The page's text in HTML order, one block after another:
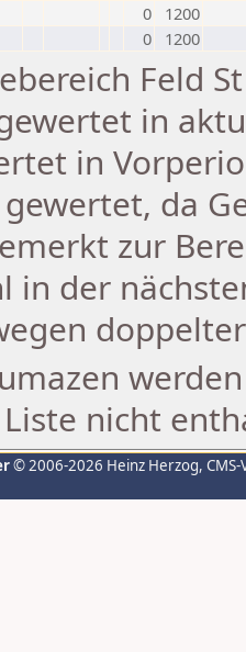
0
1200
0 1200
Feld
in
in
da
zur
in der
nicht
© 2006-2026 Heinz Herzog,